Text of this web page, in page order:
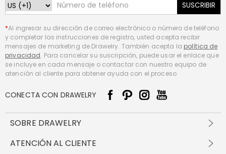
SUSCRIBIR
*Al ingresar su dirección de correo electrónico o número de teléfono
y completar las instrucciones de registro, usted acepta recibir
mensajes de marketing de Drawelry. También acepta la política de
privacidad. Para cancelar su suscripción, puede usar el enlace que
se incluye en cada mensaje o contactar con nuestro equipo de
atención al cliente para obtener ayuda con el proceso.
CONECTA CON DRAWELRY
SOBRE DRAWELRY
Sobre nosotros
ATENCIÓN AL CLIENTE